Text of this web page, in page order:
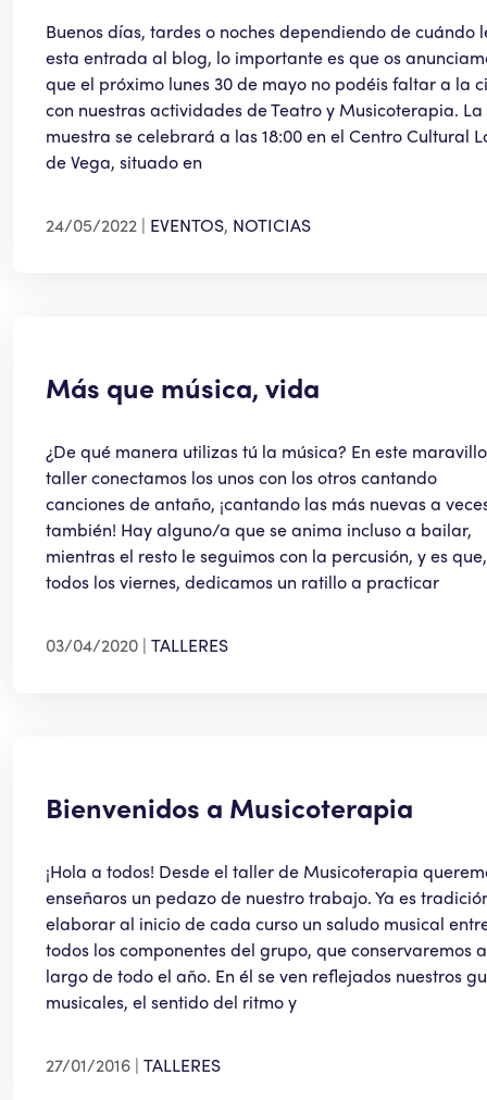
Buenos días, tardes o noches dependiendo de cuándo
esta entrada al blog, lo importante es que os
que el próximo lunes 30 de mayo no podéis faltar a la
con nuestras actividades de Teatro y Musicoterapia. La
muestra se celebrará a las 18:00 en el Centro Cultural
de Vega, situado en
24/05/2022 EVENTOS, NOTICIAS
Más que música, vida
¿De qué manera utilizas tú la música? En este
taller conectamos los unos con los otros cantando
canciones de antaño, ¡cantando las más nuevas a
también! Hay alguno/a que se anima incluso a bailar,
mientras el resto le seguimos con la percusión, y es que,
todos los viernes, dedicamos un ratillo a practicar
03/04/2020 TALLERES
Bienvenidos a Musicoterapia
¡Hola a todos! Desde el taller de Musicoterapia
enseñaros un pedazo de nuestro trabajo. Ya es
elaborar al inicio de cada curso un saludo musical
todos los componentes del grupo, que conservaremos
largo de todo el año. En él se ven reflejados nuestros
musicales, el sentido del ritmo y
27/01/2016 TALLERES